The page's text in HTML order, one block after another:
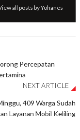
all posts by Yohanes
Percepatan
NEXT ARTICLE
409 Warga Sudah
Layanan Mobil Keliling